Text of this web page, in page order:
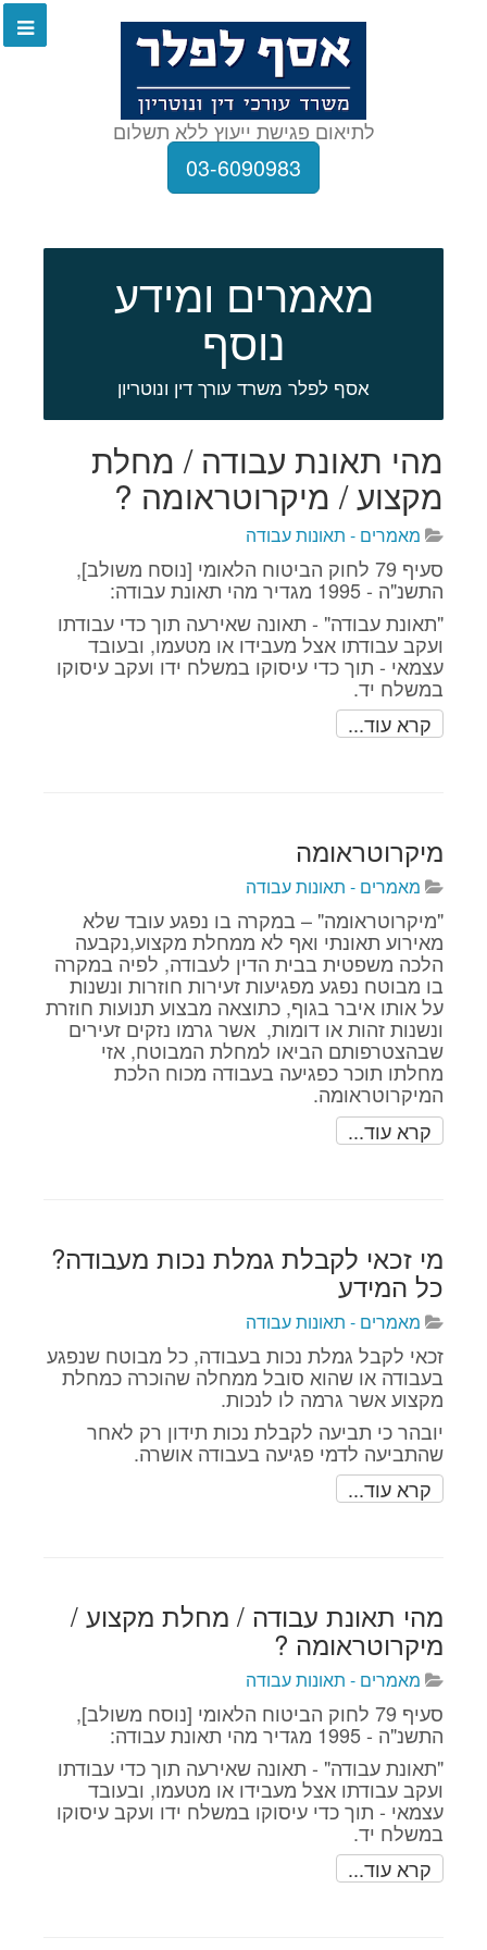
לתיאום פגישת ייעוץ ללא תשלום
03-6090983
מאמרים ומידע
נוסף
אסף לפלר משרד עורך דין ונוטריון
מהי תאונת עבודה / מחלת
מקצוע / מיקרוטראומה ?
מאמרים - תאונות עבודה
סעיף 79 לחוק הביטוח הלאומי [נוסח משולב],
התשנ"ה - 1995‏ מגדיר מהי תאונת עבודה:
"תאונת עבודה" - תאונה שאירעה תוך כדי עבודתו
ועקב עבודתו אצל מעבידו או מטעמו, ובעובד
עצמאי - תוך כדי עיסוקו במשלח ידו ועקב עיסוקו
במשלח יד.
קרא עוד...
מיקרוטראומה
מאמרים - תאונות עבודה
"מיקרוטראומה" – במקרה בו נפגע עובד שלא
מאירוע תאונתי ואף לא ממחלת מקצוע,נקבעה
הלכה משפטית בבית הדין לעבודה, לפיה במקרה
בו מבוטח נפגע מפגיעות זעירות חוזרות ונשנות
על אותו איבר בגוף, כתוצאה מבצוע תנועות חוזרת
ונשנות זהות או דומות, אשר גרמו נזקים זעירים
שבהצטרפותם הביאו למחלת המבוטח, אזי
מחלתו תוכר כפגיעה בעבודה מכוח הלכת
המיקרוטראומה.
קרא עוד...
מי זכאי לקבלת גמלת נכות מעבודה?
כל המידע
מאמרים - תאונות עבודה
זכאי לקבל גמלת נכות בעבודה, כל מבוטח שנפגע
בעבודה או שהוא סובל ממחלה שהוכרה כמחלת
מקצוע אשר גרמה לו לנכות.
יובהר כי תביעה לקבלת נכות תידון רק לאחר
שהתביעה לדמי פגיעה בעבודה אושרה.
קרא עוד...
מהי תאונת עבודה / מחלת מקצוע /
מיקרוטראומה ?
מאמרים - תאונות עבודה
סעיף 79 לחוק הביטוח הלאומי [נוסח משולב],
התשנ"ה - 1995‏ מגדיר מהי תאונת עבודה:
"תאונת עבודה" - תאונה שאירעה תוך כדי עבודתו
ועקב עבודתו אצל מעבידו או מטעמו, ובעובד
עצמאי - תוך כדי עיסוקו במשלח ידו ועקב עיסוקו
במשלח יד.
קרא עוד...